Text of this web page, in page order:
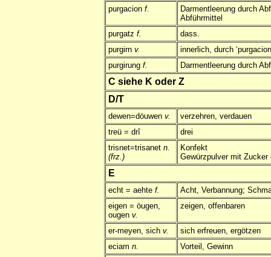
purgacion f.
Darmentleerung durch
Abführmittel
purgatz f.
dass.
purgirn v.
innerlich, durch
purgirung f. Darmentleerung durch
C siehe K oder Z
D/T
dewen=döuwen v.
verzehren, verdauen
treü = drî
drei
trisnet=trisanet n.
(frz.)
Konfekt
Gewürzpulver mit Zucker
E
echt = aehte f.
Acht, Verbannung;
eigen = öugen,
ougen v.
zeigen, offenbaren
er-meyen, sich v.
sich erfreuen, ergötzen
eciam n. Vorteil, Gewinn